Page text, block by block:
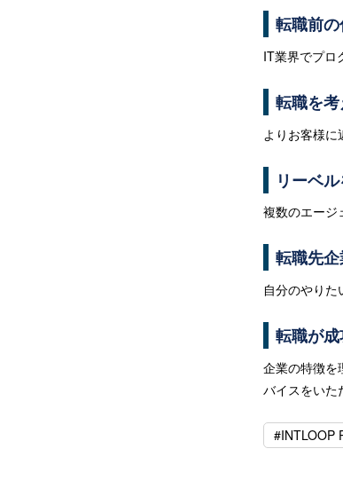
転職前
IT業界でプロ
転職を
よりお客様
リーベ
複数のエージ
転職先
自分のやりた
転職が
企業の特徴を
バイスをいた
#INTLOOP